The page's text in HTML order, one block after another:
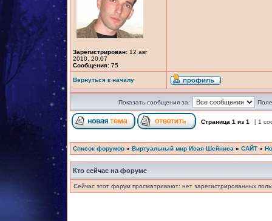
Зарегистрирован: 12 авг
2010, 20:07
Сообщения: 75
Вернуться к началу
Показать сообщения за:
Страница 1 из 1 [ 1
Список форумов » Виртуальный мир Исая Шейниса » САЙТ »
Кто сейчас на форуме
Сейчас этот форум просматривают: нет зарегистрированных